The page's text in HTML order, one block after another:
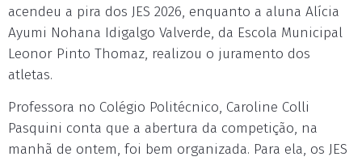
acendeu a pira dos JES 2026, enquanto a aluna Alícia
Ayumi Nohana Idigalgo Valverde, da Escola Municipal
Leonor Pinto Thomaz, realizou o juramento dos
atletas.
Professora no Colégio Politécnico, Caroline Colli
Pasquini conta que a abertura da competição, na
manhã de ontem, foi bem organizada. Para ela, os JES